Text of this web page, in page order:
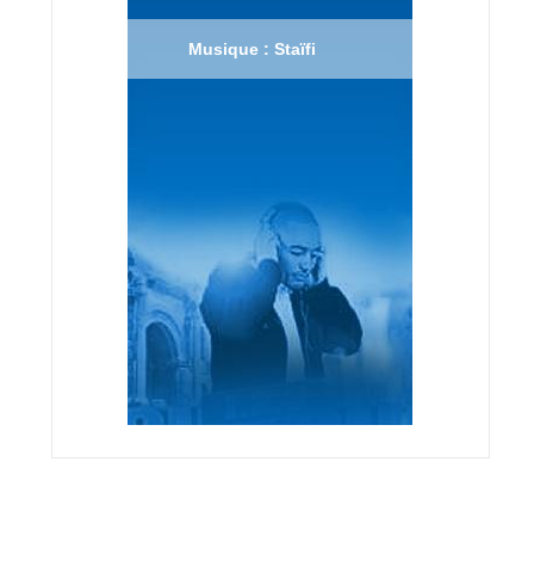
Musique : Staïfi